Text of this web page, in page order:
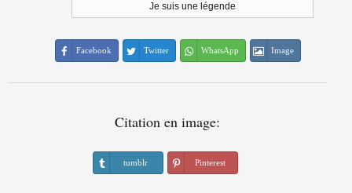
Je suis une légende
Facebook Twitter WhatsApp Image
Citation en image:
tumblr Pinterest